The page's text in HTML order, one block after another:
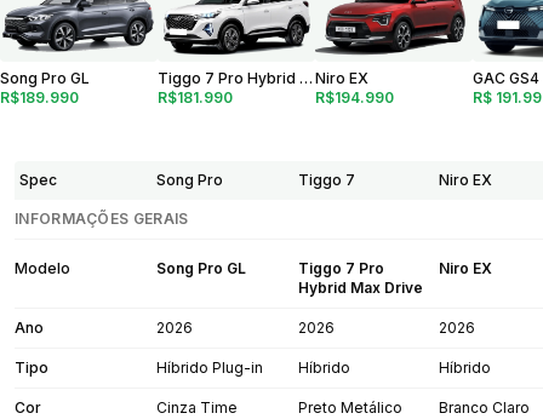
Song Pro GL
R$189.990
Tiggo 7 Pro Hybrid Max Drive
R$181.990
Niro EX
R$194.990
R$
Spec Song Pro Tiggo 7 Niro EX
INFORMAÇÕES GERAIS
Modelo Song Pro GL
Tiggo 7 Pro
Hybrid Max Drive
Niro EX
Ano 2026 2026 2026
Tipo Híbrido Plug-in Híbrido Híbrido
Cor Cinza Time Preto Metálico Branco Claro